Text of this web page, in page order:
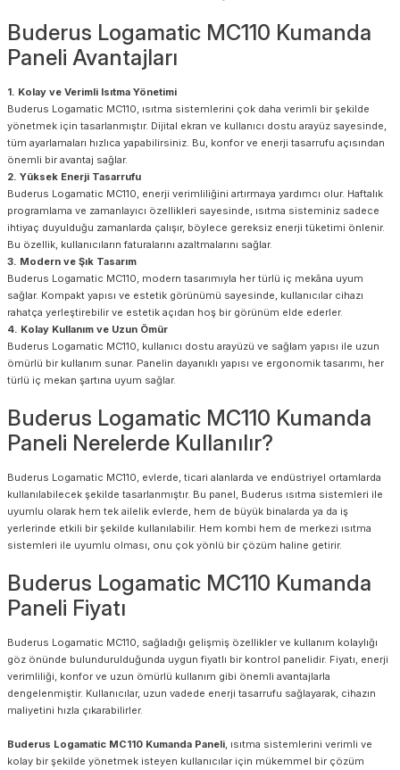
Buderus Logamatic MC110 Kumanda
Paneli Avantajları
1. Kolay ve Verimli Isıtma Yönetimi
Buderus Logamatic MC110, ısıtma sistemlerini çok daha verimli bir şekilde
yönetmek için tasarlanmıştır. Dijital ekran ve kullanıcı dostu arayüz sayesinde,
tüm ayarlamaları hızlıca yapabilirsiniz. Bu, konfor ve enerji tasarrufu açısından
önemli bir avantaj sağlar.
2. Yüksek Enerji Tasarrufu
Buderus Logamatic MC110, enerji verimliliğini artırmaya yardımcı olur. Haftalık
programlama ve zamanlayıcı özellikleri sayesinde, ısıtma sisteminiz sadece
ihtiyaç duyulduğu zamanlarda çalışır, böylece gereksiz enerji tüketimi önlenir.
Bu özellik, kullanıcıların faturalarını azaltmalarını sağlar.
3. Modern ve Şık Tasarım
Buderus Logamatic MC110, modern tasarımıyla her türlü iç mekâna uyum
sağlar. Kompakt yapısı ve estetik görünümü sayesinde, kullanıcılar cihazı
rahatça yerleştirebilir ve estetik açıdan hoş bir görünüm elde ederler.
4. Kolay Kullanım ve Uzun Ömür
Buderus Logamatic MC110, kullanıcı dostu arayüzü ve sağlam yapısı ile uzun
ömürlü bir kullanım sunar. Panelin dayanıklı yapısı ve ergonomik tasarımı, her
türlü iç mekan şartına uyum sağlar.
Buderus Logamatic MC110 Kumanda
Paneli Nerelerde Kullanılır?
Buderus Logamatic MC110, evlerde, ticari alanlarda ve endüstriyel ortamlarda
kullanılabilecek şekilde tasarlanmıştır. Bu panel, Buderus ısıtma sistemleri ile
uyumlu olarak hem tek ailelik evlerde, hem de büyük binalarda ya da iş
yerlerinde etkili bir şekilde kullanılabilir. Hem kombi hem de merkezi ısıtma
sistemleri ile uyumlu olması, onu çok yönlü bir çözüm haline getirir.
Buderus Logamatic MC110 Kumanda
Paneli Fiyatı
Buderus Logamatic MC110, sağladığı gelişmiş özellikler ve kullanım kolaylığı
göz önünde bulundurulduğunda uygun fiyatlı bir kontrol panelidir. Fiyatı, enerji
verimliliği, konfor ve uzun ömürlü kullanım gibi önemli avantajlarla
dengelenmiştir. Kullanıcılar, uzun vadede enerji tasarrufu sağlayarak, cihazın
maliyetini hızla çıkarabilirler.
Buderus Logamatic MC110 Kumanda Paneli , ısıtma sistemlerini verimli ve
kolay bir şekilde yönetmek isteyen kullanıcılar için mükemmel bir çözüm